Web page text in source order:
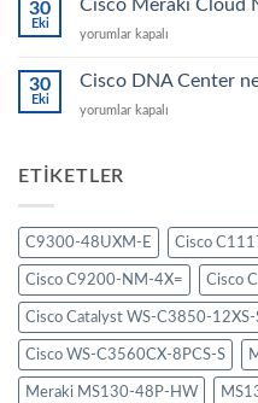
için
30
Eki
Cisco Meraki Cloud
Cisco
Cloud
Çözümleri
yorumlar kapalı
30
Eki
Cisco DNA Center
Cisco
nedir?
yorumlar kapalı
ETIKETLER
C9300-48UXM-E Cisco
Cisco C9200-NM-4X= Cisco
Cisco Catalyst WS-C3850-12XS-
Cisco WS-C3560CX-8PCS-S
Meraki MS130-48P-HW